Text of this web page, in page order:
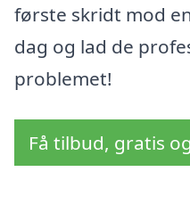
første skridt mod
dag og lad de
problemet!
Få tilbud, gratis